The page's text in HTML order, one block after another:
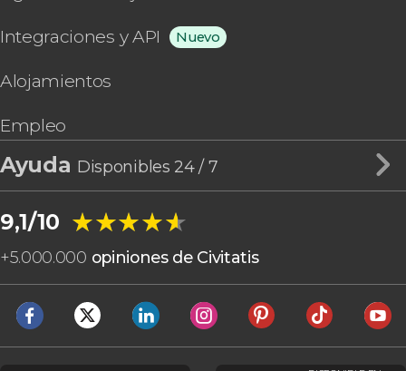
Integraciones y API Nuevo
Alojamientos
Empleo
Ayuda Disponibles 24 / 7
9,1/10 ★★★★★
★★★★★
+5.000.000 opiniones de Civitatis